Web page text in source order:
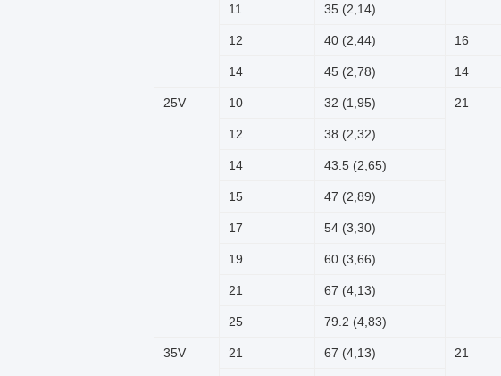
11 35 (2,14)
12 40 (2,44) 16
14 45 (2,78) 14
25V 10 32 (1,95) 21
12 38 (2,32)
14 43.5 (2,65)
15 47 (2,89)
17 54 (3,30)
19 60 (3,66)
21 67 (4,13)
25 79.2 (4,83)
35V 21 67 (4,13) 21